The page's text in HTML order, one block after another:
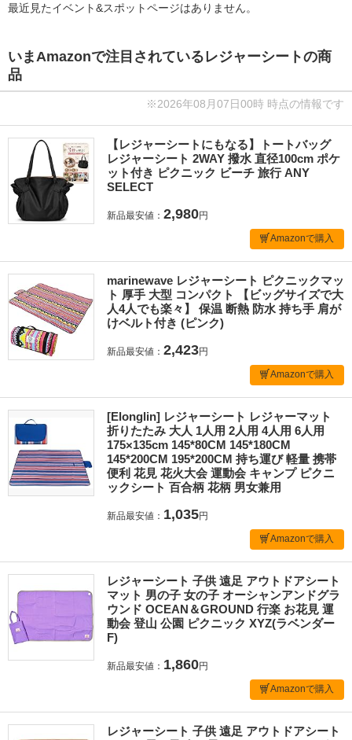
最近見たイベント&スポットページはありません。
いまAmazonで注目されているレジャーシートの商
品
※2026年08月07日00時 時点の情報です
【レジャーシートにもなる】トートバッグ
レジャーシート 2WAY 撥水 直径100cm ポケ
ット付き ピクニック ビーチ 旅行 ANY
SELECT
新品最安値： 2,980円
Amazonで購入
marinewave レジャーシート ピクニックマッ
ト 厚手 大型 コンパクト 【ビッグサイズで大
人4人でも楽々】 保温 断熱 防水 持ち手 肩が
けベルト付き (ピンク)
新品最安値： 2,423円
Amazonで購入
[Elonglin] レジャーシート レジャーマット
折りたたみ 大人 1人用 2人用 4人用 6人用
175×135cm 145*80CM 145*180CM
145*200CM 195*200CM 持ち運び 軽量 携帯
便利 花見 花火大会 運動会 キャンプ ピクニ
ックシート 百合柄 花柄 男女兼用
新品最安値： 1,035円
Amazonで購入
レジャーシート 子供 遠足 アウトドアシート
マット 男の子 女の子 オーシャンアンドグラ
ウンド OCEAN＆GROUND 行楽 お花見 運
動会 登山 公園 ピクニック XYZ(ラベンダー
F)
新品最安値： 1,860円
Amazonで購入
レジャーシート 子供 遠足 アウトドアシート